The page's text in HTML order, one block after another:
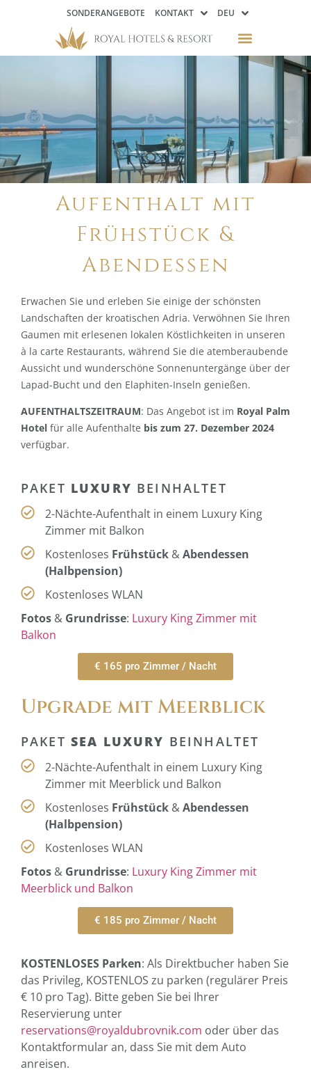
SONDERANGEBOTE KONTAKT DEU
Aufenthalt mit
Frühstück &
Abendessen
Erwachen Sie und erleben Sie einige der schönsten
Landschaften der kroatischen Adria. Verwöhnen Sie Ihren
Gaumen mit erlesenen lokalen Köstlichkeiten in unseren
à la carte Restaurants, während Sie die atemberaubende
Aussicht und wunderschöne Sonnenuntergänge über der
Lapad-Bucht und den Elaphiten-Inseln genießen.
AUFENTHALTSZEITRAUM: Das Angebot ist im Royal Palm
Hotel für alle Aufenthalte bis zum 27. Dezember 2024
verfügbar.
PAKET LUXURY BEINHALTET
2-Nächte-Aufenthalt in einem Luxury King
Zimmer mit Balkon
Kostenloses Frühstück &Abendessen
(Halbpension)
Kostenloses WLAN
Fotos & Grundrisse: Luxury King Zimmer mit
Balkon
€ 165 pro Zimmer / Nacht
Upgrade mit Meerblick
PAKET SEA LUXURY BEINHALTET
2-Nächte-Aufenthalt in einem Luxury King
Zimmer mit Meerblick und Balkon
Kostenloses Frühstück &Abendessen
(Halbpension)
Kostenloses WLAN
Fotos & Grundrisse: Luxury King Zimmer mit
Meerblick und Balkon
€ 185 pro Zimmer / Nacht
KOSTENLOSES Parken: Als Direktbucher haben Sie
das Privileg, KOSTENLOS zu parken (regulärer Preis
€ 10 pro Tag). Bitte geben Sie bei Ihrer
Reservierung unter
reservations@royaldubrovnik.com oder über das
Kontaktformular an, dass Sie mit dem Auto
anreisen.